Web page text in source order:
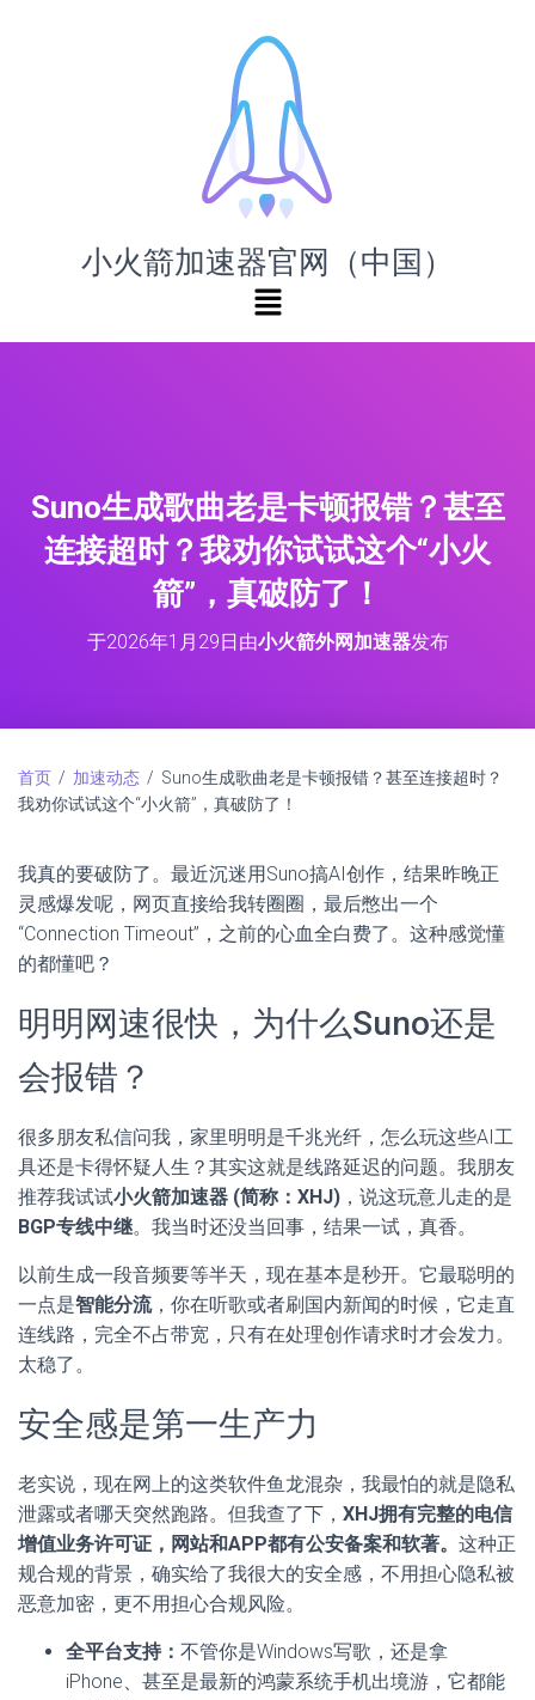
小火箭加速器官网（中国）
Suno生成歌曲老是卡顿报错？甚至
连接超时？我劝你试试这个“小火
箭”，真破防了！
于2026年1月29日 由小火箭外网加速器发布
首页 / 加速动态 / Suno生成歌曲老是卡顿报错？甚至连接超时？
我劝你试试这个“小火箭”，真破防了！
我真的要破防了。最近沉迷用Suno搞AI创作，结果昨晚正
灵感爆发呢，网页直接给我转圈圈，最后憋出一个
“Connection Timeout”，之前的心血全白费了。这种感觉懂
的都懂吧？
明明网速很快，为什么Suno还是
会报错？
很多朋友私信问我，家里明明是千兆光纤，怎么玩这些AI工
具还是卡得怀疑人生？其实这就是线路延迟的问题。我朋友
推荐我试试小火箭加速器 (简称：XHJ) ，说这玩意儿走的是
BGP专线中继。我当时还没当回事，结果一试，真香。
以前生成一段音频要等半天，现在基本是秒开。它最聪明的
一点是智能分流，你在听歌或者刷国内新闻的时候，它走直
连线路，完全不占带宽，只有在处理创作请求时才会发力。
太稳了。
安全感是第一生产力
老实说，现在网上的这类软件鱼龙混杂，我最怕的就是隐私
泄露或者哪天突然跑路。但我查了下， XHJ拥有完整的电信
增值业务许可证，网站和APP都有公安备案和软著。 这种正
规合规的背景，确实给了我很大的安全感，不用担心隐私被
恶意加密，更不用担心合规风险。
全平台支持： 不管你是Windows写歌，还是拿
iPhone、甚至是最新的鸿蒙系统手机出境游，它都能